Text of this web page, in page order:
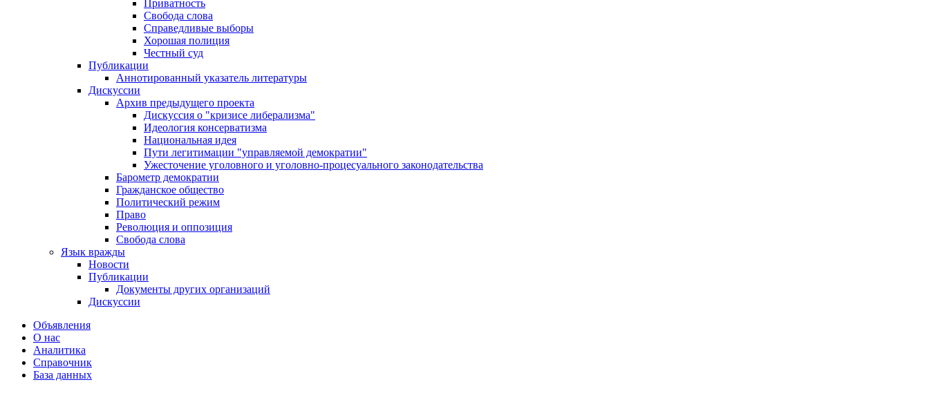
Приватность
Свобода слова
Справедливые выборы
Хорошая полиция
Честный суд
Публикации
Аннотированный указатель литературы
Дискуссии
Архив предыдущего проекта
Дискуссия о "кризисе либерализма"
Идеология консерватизма
Национальная идея
Пути легитимации "управляемой демократии"
Ужесточение уголовного и уголовно-процесуального законодательства
Барометр демократии
Гражданское общество
Политический режим
Право
Революция и оппозиция
Свобода слова
Язык вражды
Новости
Публикации
Документы других организаций
Дискуссии
Объявления
О нас
Аналитика
Справочник
База данных